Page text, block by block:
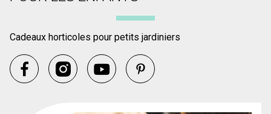
Cadeaux horticoles pour petits jardiniers